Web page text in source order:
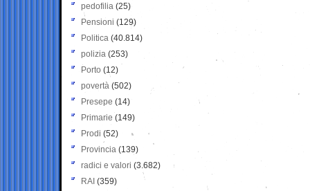
pedofilia (25)
Pensioni (129)
Politica (40.814)
polizia (253)
Porto (12)
povertà (502)
Presepe (14)
Primarie (149)
Prodi (52)
Provincia (139)
radici e valori (3.682)
RAI (359)